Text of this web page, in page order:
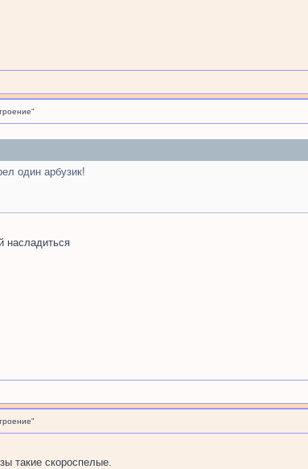
один арбузик!
насладиться
такие скороспелые.